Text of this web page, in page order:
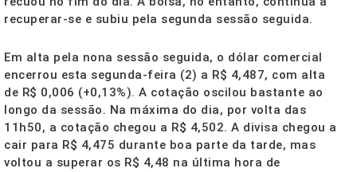
recuperar-se e subiu pela segunda sessão seguida.
Em alta pela nona sessão seguida, o dólar comercial
encerrou esta segunda-feira (2) a R$ 4,487, com alta
de R$ 0,006 (+0,13%). A cotação oscilou bastante ao
longo da sessão. Na máxima do dia, por volta das
11h50, a cotação chegou a R$ 4,502. A divisa chegou a
cair para R$ 4,475 durante boa parte da tarde, mas
voltou a superar os R$ 4,48 na última hora de